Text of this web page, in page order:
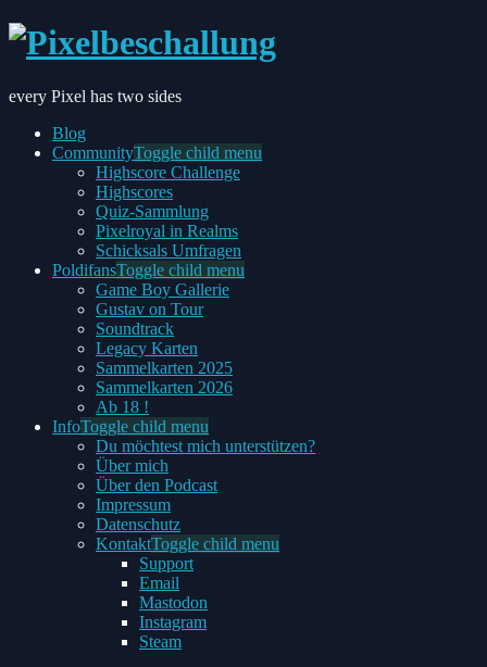
every Pixel has two sides
Blog
CommunityToggle child menu
Highscore Challenge
Highscores
Quiz-Sammlung
Pixelroyal in Realms
Schicksals Umfragen
PoldifansToggle child menu
Game Boy Gallerie
Gustav on Tour
Soundtrack
Legacy Karten
Sammelkarten 2025
Sammelkarten 2026
Ab 18 !
InfoToggle child menu
Du möchtest mich unterstützen?
Über mich
Über den Podcast
Impressum
Datenschutz
KontaktToggle child menu
Support
Email
Mastodon
Instagram
Steam